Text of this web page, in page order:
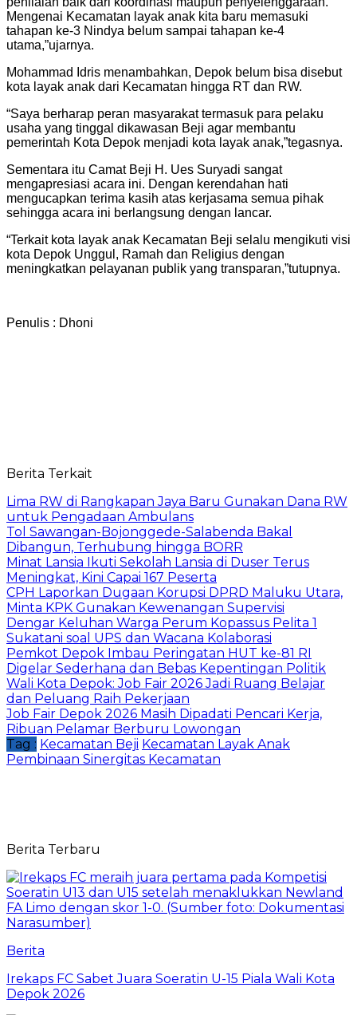
Mengenai Kecamatan layak anak kita baru memasuki
tahapan ke-3 Nindya belum sampai tahapan ke-4
utama,”ujarnya.
Mohammad Idris menambahkan, Depok belum bisa disebut
kota layak anak dari Kecamatan hingga RT dan RW.
“Saya berharap peran masyarakat termasuk para pelaku
usaha yang tinggal dikawasan Beji agar membantu
pemerintah Kota Depok menjadi kota layak anak,”tegasnya.
Sementara itu Camat Beji H. Ues Suryadi sangat
mengapresiasi acara ini. Dengan kerendahan hati
mengucapkan terima kasih atas kerjasama semua pihak
sehingga acara ini berlangsung dengan lancar.
“Terkait kota layak anak Kecamatan Beji selalu mengikuti visi
kota Depok Unggul, Ramah dan Religius dengan
meningkatkan pelayanan publik yang transparan,”tutupnya.
Penulis : Dhoni
Berita Terkait
Lima RW di Rangkapan Jaya Baru Gunakan Dana RW
untuk Pengadaan Ambulans
Tol Sawangan-Bojonggede-Salabenda Bakal
Dibangun, Terhubung hingga BORR
Minat Lansia Ikuti Sekolah Lansia di Duser Terus
Meningkat, Kini Capai 167 Peserta
CPH Laporkan Dugaan Korupsi DPRD Maluku Utara,
Minta KPK Gunakan Kewenangan Supervisi
Dengar Keluhan Warga Perum Kopassus Pelita 1
Sukatani soal UPS dan Wacana Kolaborasi
Pemkot Depok Imbau Peringatan HUT ke-81 RI
Digelar Sederhana dan Bebas Kepentingan Politik
Wali Kota Depok: Job Fair 2026 Jadi Ruang Belajar
dan Peluang Raih Pekerjaan
Job Fair Depok 2026 Masih Dipadati Pencari Kerja,
Ribuan Pelamar Berburu Lowongan
Tag : Kecamatan Beji Kecamatan Layak Anak
Pembinaan Sinergitas Kecamatan
Berita Terbaru
Berita
Irekaps FC Sabet Juara Soeratin U-15 Piala Wali Kota
Depok 2026